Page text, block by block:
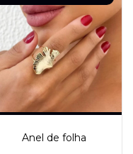
Anel de folha